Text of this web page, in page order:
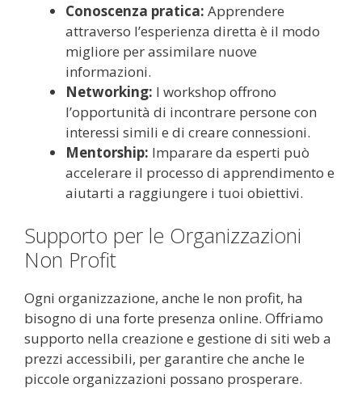
Conoscenza pratica: Apprendere
attraverso l’esperienza diretta è il modo
migliore per assimilare nuove
informazioni.
Networking: I workshop offrono
l’opportunità di incontrare persone con
interessi simili e di creare connessioni.
Mentorship: Imparare da esperti può
accelerare il processo di apprendimento e
aiutarti a raggiungere i tuoi obiettivi.
Supporto per le Organizzazioni
Non Profit
Ogni organizzazione, anche le non profit, ha
bisogno di una forte presenza online. Offriamo
supporto nella creazione e gestione di siti web a
prezzi accessibili, per garantire che anche le
piccole organizzazioni possano prosperare.